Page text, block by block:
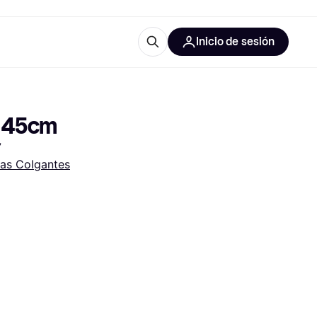
Inicio de sesión
Colgantes